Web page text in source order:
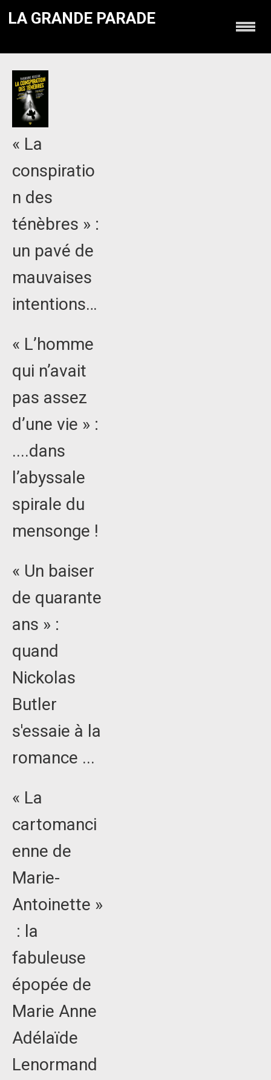
LA GRANDE PARADE
« La
conspiratio
n des
ténèbres » :
un pavé de
mauvaises
intentions…
« L’homme
qui n’avait
pas assez
d’une vie » :
....dans
l’abyssale
spirale du
mensonge !
« Un baiser
de quarante
ans » :
quand
Nickolas
Butler
s'essaie à la
romance ...
« La
cartomanci
enne de
Marie-
Antoinette »
: la
fabuleuse
épopée de
Marie Anne
Adélaïde
Lenormand